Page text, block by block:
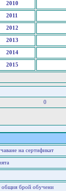
2010
2011
2012
2013
2014
2015
0
на сертификат
общия брой обучени